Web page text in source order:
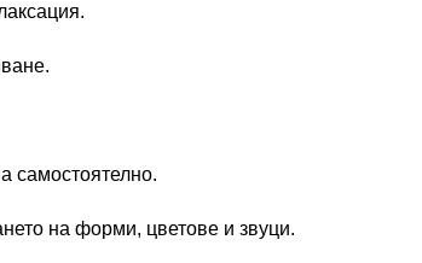
самостоятелно.
на форми, цветове и звуци.